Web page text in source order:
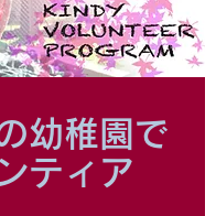
幼稚園で
ティア